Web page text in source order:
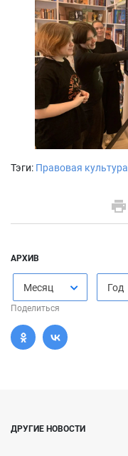
Тэги: Правовая культура
АРХИВ
Месяц Год
Поделиться
ДРУГИЕ НОВОСТИ